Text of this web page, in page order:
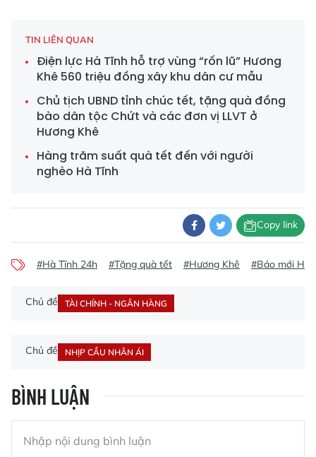
TIN LIÊN QUAN
Điện lực Hà Tĩnh hỗ trợ vùng “rốn lũ” Hương
Khê 560 triệu đồng xây khu dân cư mẫu
Chủ tịch UBND tỉnh chúc tết, tặng quà đồng
bào dân tộc Chứt và các đơn vị LLVT ở
Hương Khê
Hàng trăm suất quà tết đến với người
nghèo Hà Tĩnh
Copy link
#Hà Tĩnh 24h #Tặng quà tết #Hương Khê #Báo mới Hà
Chủ đề TÀI CHÍNH - NGÂN HÀNG
Chủ đề NHỊP CẦU NHÂN ÁI
BÌNH LUẬN